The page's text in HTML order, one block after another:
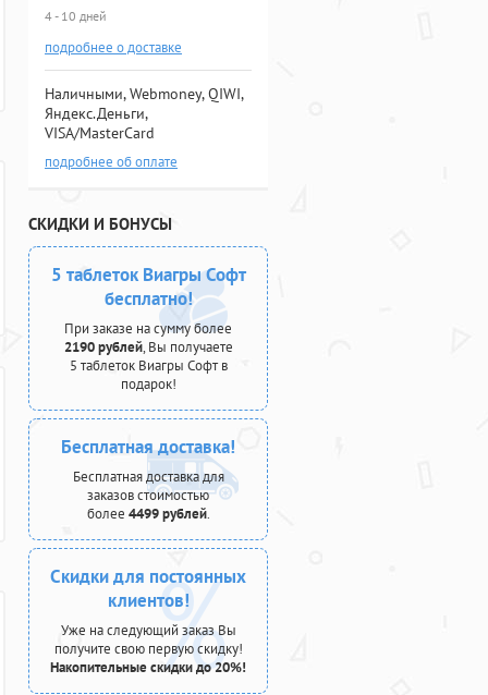
4 - 10 дней
подробнее о доставке
Наличными, Webmoney, QIWI,
Яндекс.Деньги,
VISA/MasterCard
подробнее об оплате
СКИДКИ И БОНУСЫ
5 таблеток Виагры Софт
бесплатно!
При заказе на сумму более
2190 рублей, Вы получаете
5 таблеток Виагры Софт в
подарок!
Бесплатная доставка!
Бесплатная доставка для
заказов стоимостью
более 4499 рублей.
Скидки для постоянных
клиентов!
Уже на следующий заказ Вы
получите свою первую скидку!
Накопительные скидки до 20%!